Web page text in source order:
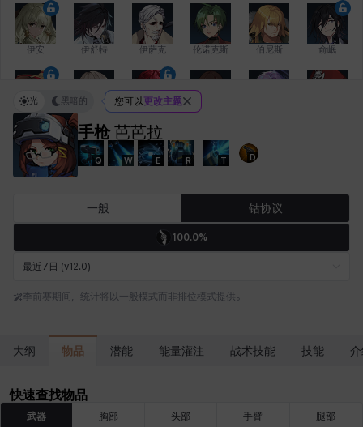
伊安 伊舒特 伊萨克 伦诺克斯 伯尼斯 俞岷
修凯 克雷弗
埃琳娜 埃索 塔齐娅 夏洛特 奇娅拉 妮娅
手枪 芭芭拉
Q W E R T D
光 黑暗的 您可以更改主题
一般 钴协议
100.0%
最近7日 (v12.0)
季前赛期间，统计将以一般模式而非排位模式提供。
大纲 物品 潜能 能量灌注 战术技能 技能
快速查找物品
武器 胸部 头部 手臂 腿部